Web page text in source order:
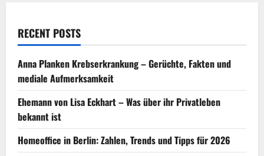
RECENT POSTS
Anna Planken Krebserkrankung – Gerüchte, Fakten und
mediale Aufmerksamkeit
Ehemann von Lisa Eckhart – Was über ihr Privatleben
bekannt ist
Homeoffice in Berlin: Zahlen, Trends und Tipps für 2026